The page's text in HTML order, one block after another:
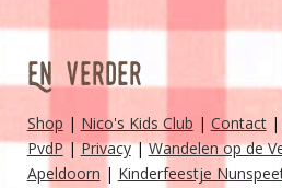
En verder
Shop | Nico's Kids Club | Contact|
PvdP|Privacy|Wandelen op de
Apeldoorn | Kinderfeestje